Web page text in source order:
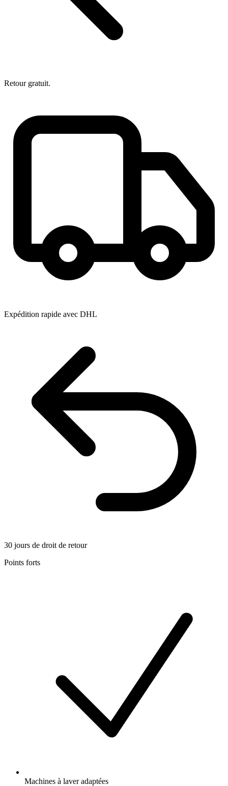
Retour gratuit.
Expédition rapide avec DHL
30 jours de droit de retour
Points forts
Machines à laver adaptées